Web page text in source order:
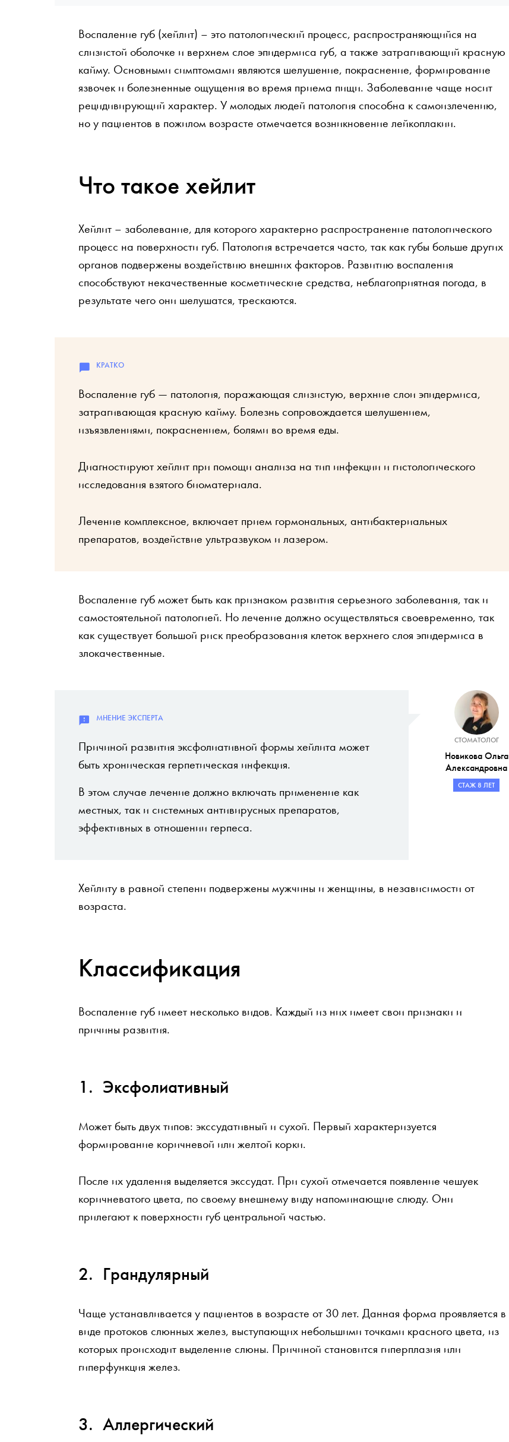
Воспаление губ (хейлит) – это патологический процесс, распространяющийся на
слизистой оболочке и верхнем слое эпидермиса губ, а также затрагивающий красную
кайму. Основными симптомами являются шелушение, покраснение, формирование
язвочек и болезненные ощущения во время приема пищи. Заболевание чаще носит
рецидивирующий характер. У молодых людей патология способна к самоизлечению,
но у пациентов в пожилом возрасте отмечается возникновение лейкоплакии.
Что такое хейлит
Хейлит – заболевание, для которого характерно распространение патологического
процесс на поверхности губ. Патология встречается часто, так как губы больше других
органов подвержены воздействию внешних факторов. Развитию воспаления
способствуют некачественные косметические средства, неблагоприятная погода, в
результате чего они шелушатся, трескаются.
Воспаление губ — патология, поражающая слизистую, верхние слои эпидермиса,
затрагивающая красную кайму. Болезнь сопровождается шелушением,
изъязвлениями, покраснением, болями во время еды.
Диагностируют хейлит при помощи анализа на тип инфекции и гистологического
исследования взятого биоматериала.
Лечение комплексное, включает прием гормональных, антибактериальных
препаратов, воздействие ультразвуком и лазером.
Воспаление губ может быть как признаком развития серьезного заболевания, так и
самостоятельной патологией. Но лечение должно осуществляться своевременно, так
как существует большой риск преобразования клеток верхнего слоя эпидермиса в
злокачественные.
Причиной развития эксфолиативной формы хейлита может
быть хроническая герпетическая инфекция.
В этом случае лечение должно включать применение как
местных, так и системных антивирусных препаратов,
эффективных в отношении герпеса.
СТОМАТОЛОГ
Новикова Ольга
Александровна
СТАЖ 8 ЛЕТ
Хейлиту в равной степени подвержены мужчины и женщины, в независимости от
возраста.
Классификация
Воспаление губ имеет несколько видов. Каждый из них имеет свои признаки и
причины развития.
Эксфолиативный
Может быть двух типов: экссудативный и сухой. Первый характеризуется
формирование коричневой или желтой корки.
После их удаления выделяется экссудат. При сухой отмечается появление чешуек
коричневатого цвета, по своему внешнему виду напоминающие слюду. Они
прилегают к поверхности губ центральной частью.
Грандулярный
Чаще устанавливается у пациентов в возрасте от 30 лет. Данная форма проявляется в
виде протоков слюнных желез, выступающих небольшими точками красного цвета, из
которых происходит выделение слюны. Причиной становится гиперплазия или
гиперфункция желез.
Аллергический